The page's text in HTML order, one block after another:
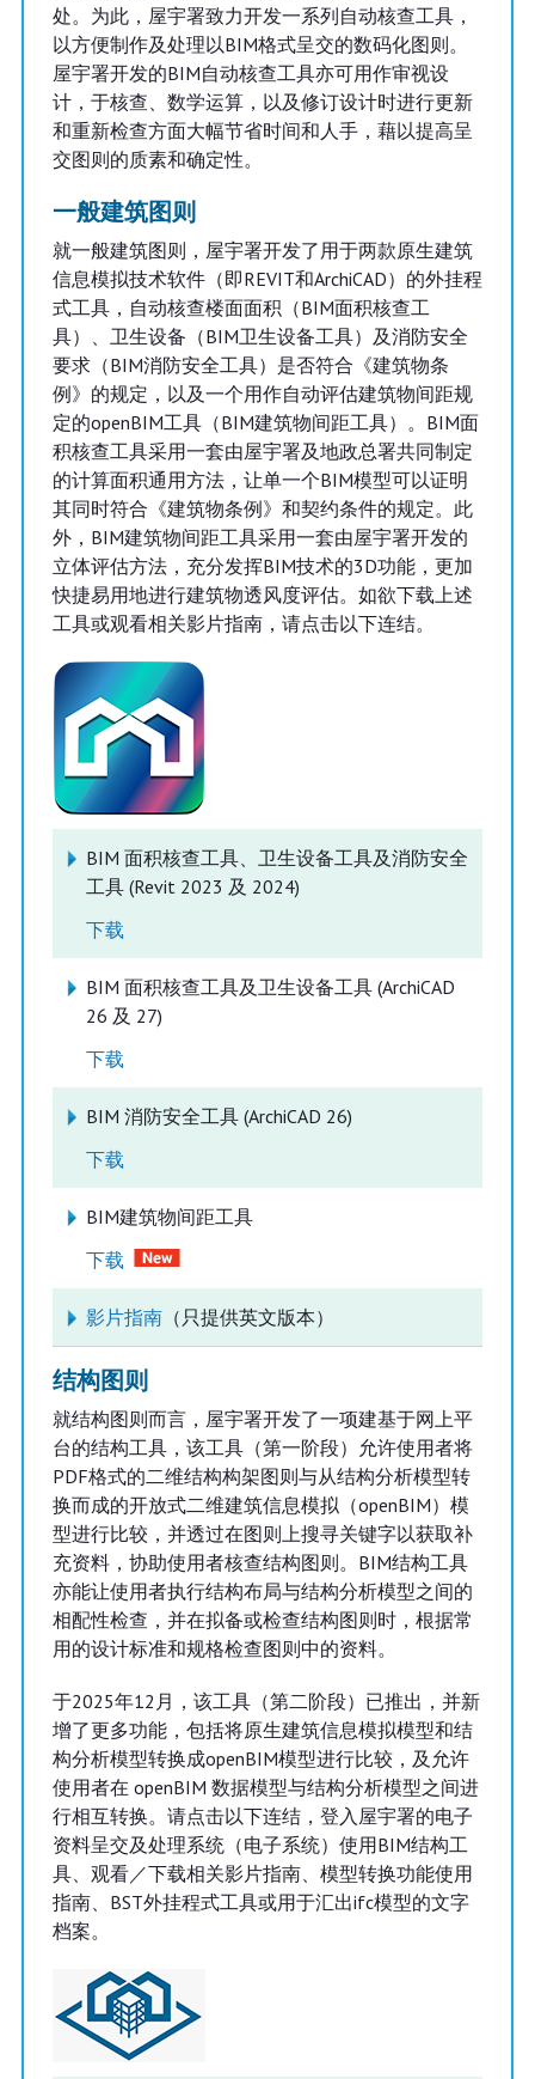
处。为此，屋宇署致力开发一系列自动核查工具，
以方便制作及处理以BIM格式呈交的数码化图则。
屋宇署开发的BIM自动核查工具亦可用作审视设
计，于核查、数学运算，以及修订设计时进行更新
和重新检查方面大幅节省时间和人手，藉以提高呈
交图则的质素和确定性。
一般建筑图则
就一般建筑图则，屋宇署开发了用于两款原生建筑
信息模拟技术软件（即REVIT和ArchiCAD）的外挂程
式工具，自动核查楼面面积（BIM面积核查工
具）、卫生设备（BIM卫生设备工具）及消防安全
要求（BIM消防安全工具）是否符合《建筑物条
例》的规定，以及一个用作自动评估建筑物间距规
定的openBIM工具（BIM建筑物间距工具）。BIM面
积核查工具采用一套由屋宇署及地政总署共同制定
的计算面积通用方法，让单一个BIM模型可以证明
其同时符合《建筑物条例》和契约条件的规定。此
外，BIM建筑物间距工具采用一套由屋宇署开发的
立体评估方法，充分发挥BIM技术的3D功能，更加
快捷易用地进行建筑物透风度评估。如欲下载上述
工具或观看相关影片指南，请点击以下连结。
BIM 面积核查工具、卫生设备工具及消防安全
工具 (Revit 2023 及 2024)
下载
BIM 面积核查工具及卫生设备工具 (ArchiCAD
26 及 27)
下载
BIM 消防安全工具 (ArchiCAD 26)
下载
BIM建筑物间距工具
下载
影片指南（只提供英文版本）
结构图则
就结构图则而言，屋宇署开发了一项建基于网上平
台的结构工具，该工具（第一阶段）允许使用者将
PDF格式的二维结构构架图则与从结构分析模型转
换而成的开放式二维建筑信息模拟（openBIM）模
型进行比较，并透过在图则上搜寻关键字以获取补
充资料，协助使用者核查结构图则。BIM结构工具
亦能让使用者执行结构布局与结构分析模型之间的
相配性检查，并在拟备或检查结构图则时，根据常
用的设计标准和规格检查图则中的资料。
于2025年12月，该工具（第二阶段）已推出，并新
增了更多功能，包括将原生建筑信息模拟模型和结
构分析模型转换成openBIM模型进行比较，及允许
使用者在 openBIM 数据模型与结构分析模型之间进
行相互转换。请点击以下连结，登入屋宇署的电子
资料呈交及处理系统（电子系统）使用BIM结构工
具、观看／下载相关影片指南、模型转换功能使用
指南、BST外挂程式工具或用于汇出ifc模型的文字
档案。